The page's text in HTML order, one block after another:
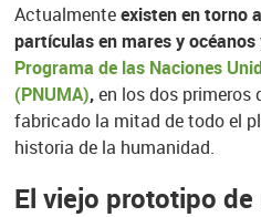
Actualmenteexisten en torno
partículas en mares y océanos
Programa de las Naciones
(PNUMA),en los dos primeros
fabricado la mitad de todo el
historia de la humanidad.
El viejo prototipo de